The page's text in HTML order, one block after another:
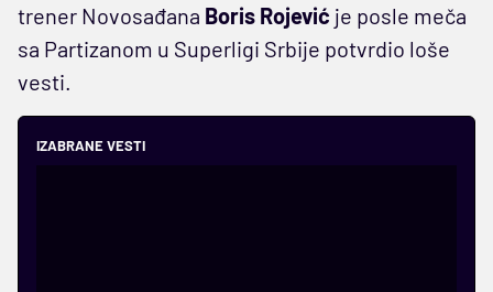
trener Novosađana Boris Rojević je posle meča
sa Partizanom u Superligi Srbije potvrdio loše
vesti.
IZABRANE VESTI